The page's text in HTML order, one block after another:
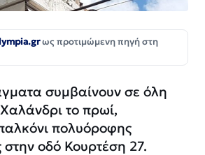
ως προτιμώμενη πηγή στη
συμβαίνουν σε όλη
το πρωί,
πολυόροφης
στην οδό Κουρτέση 27.